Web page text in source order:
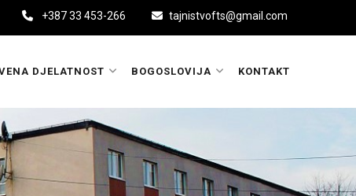
+387 33 453-266 tajnistvofts@gmail.com
DJELATNOST BOGOSLOVIJA KONTAKT